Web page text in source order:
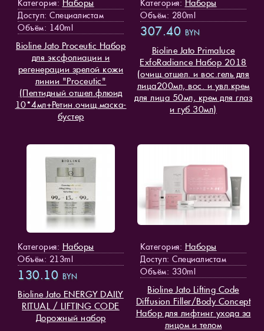
Категория: Наборы
Доступ: Специалистам
Объём: 140ml
Bioline Jato Proceutic Набор
для эксфолиации и
регенерации зрелой кожи
линии "Proceutic"
(Пептидный отшел.флюид
10*4мл+Ретин.очищ.маска-
бустер
Категория: Наборы
Объём: 280ml
307.40 BYN
Bioline Jato Primaluce
ExfoRadiance Набор 2018
(очищ.отшел. и вос.гель для
лица200мл, вос. и увл.крем
для лица 50мл, крем для глаз
и губ 30мл)
Категория: Наборы
Объём: 213ml
130.10 BYN
Bioline Jato ENERGY DAILY
RITUAL / LIFTING CODE
Дорожный набор
Категория: Наборы
Доступ: Специалистам
Объём: 330ml
Bioline Jato Lifting Code
Diffusion Filler/Body Concept
Набор для лифтинг ухода за
лицом и телом